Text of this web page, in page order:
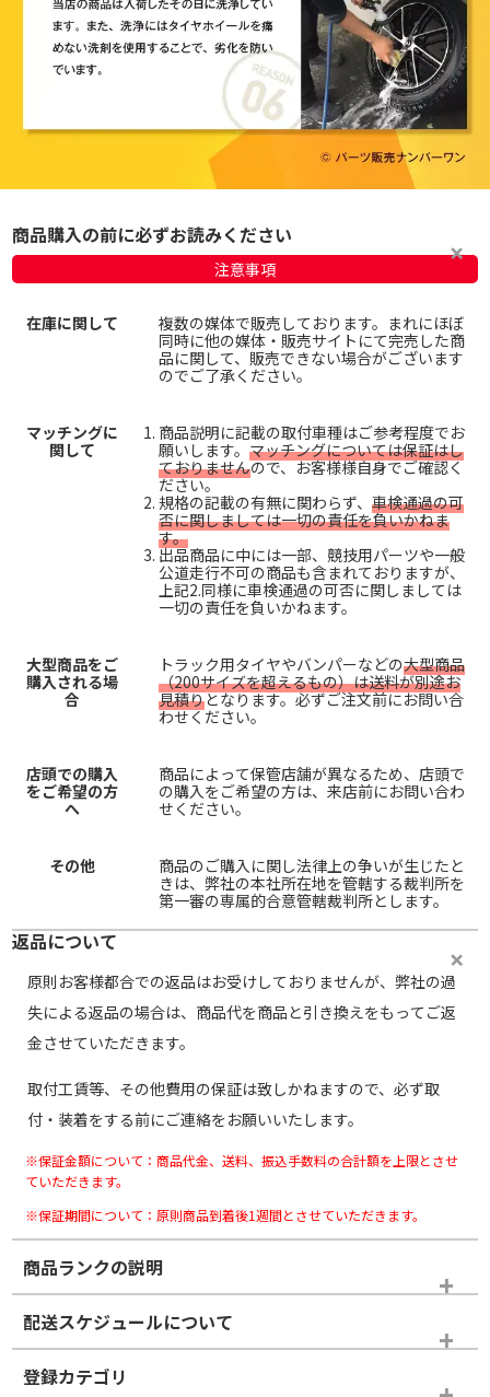
商品購入の前に必ずお読みください
注意事項
在庫に関して
複数の媒体で販売しております。まれにほぼ
同時に他の媒体・販売サイトにて完売した商
品に関して、販売できない場合がございます
のでご了承ください。
マッチングに
関して
商品説明に記載の取付車種はご参考程度でお
願いします。 マッチングについては保証はし
ておりませんので、お客様様自身でご確認く
ださい。
規格の記載の有無に関わらず、 車検通過の可
否に関しましては一切の責任を負いかねま
す。
出品商品に中には一部、競技用パーツや一般
公道走行不可の商品も含まれておりますが、
上記2.同様に車検通過の可否に関しましては
一切の責任を負いかねます。
大型商品をご
購入される場
合
トラック用タイヤやバンパーなどの大型商品
（200サイズを超えるもの）は送料が別途お
見積りとなります。必ずご注文前にお問い合
わせください。
店頭での購入
をご希望の方
へ
商品によって保管店舗が異なるため、店頭で
の購入をご希望の方は、来店前にお問い合わ
せください。
その他
商品のご購入に関し法律上の争いが生じたと
きは、弊社の本社所在地を管轄する裁判所を
第一審の専属的合意管轄裁判所とします。
返品について
原則お客様都合での返品はお受けしておりませんが、弊社の過
失による返品の場合は、商品代を商品と引き換えをもってご返
金させていただきます。
取付工賃等、その他費用の保証は致しかねますので、必ず取
付・装着をする前にご連絡をお願いいたします。
※保証金額について：商品代金、送料、振込手数料の合計額を上限とさせ
ていただきます。
※保証期間について：原則商品到着後1週間とさせていただきます。
商品ランクの説明
※商品ランクは出品者の主観により判断しておりますので、あら
かじめご了承ください。
ホイールランク
配送スケジュールについて
登録カテゴリ